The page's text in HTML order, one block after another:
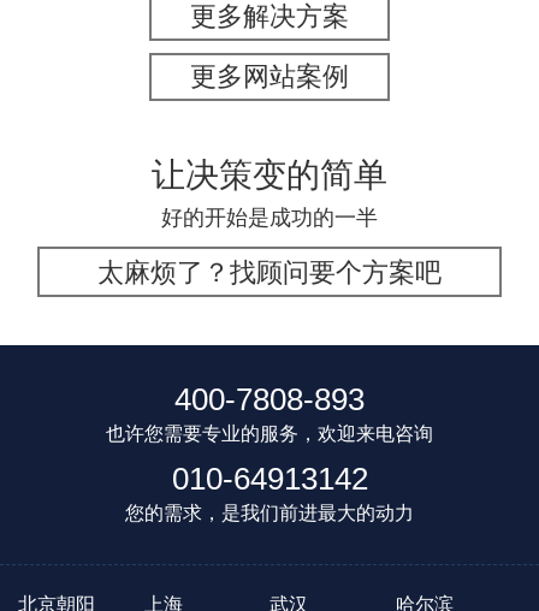
更多解决方案
更多网站案例
让决策变的简单
好的开始是成功的一半
太麻烦了？找顾问要个方案吧
400-7808-893
也许您需要专业的服务，欢迎来电咨询
010-64913142
您的需求，是我们前进最大的动力
北京朝阳 上海 武汉 哈尔滨